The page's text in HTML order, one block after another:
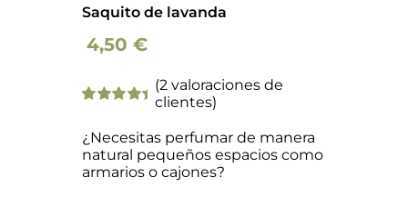
Saquito de lavanda
4,50 €
con
de
5 en base a
valoraciones
de clientes
(2 valoraciones de
clientes)
¿Necesitas perfumar de manera
natural pequeños espacios como
armarios o cajones?